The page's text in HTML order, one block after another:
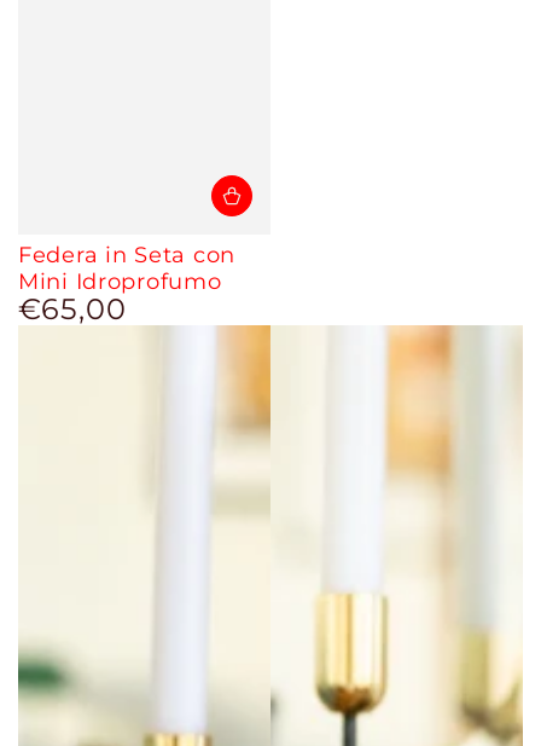
Federa in Seta con
Mini Idroprofumo
Prezzo
regolare
€65,00